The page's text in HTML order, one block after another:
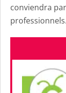
conviendra
professionnels.